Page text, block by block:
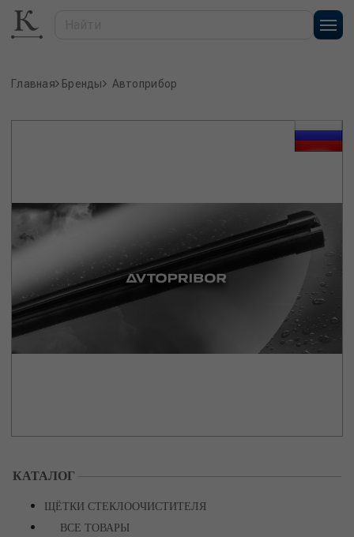
Главная Бренды Автоприбор
КАТАЛОГ
ЩЁТКИ СТЕКЛООЧИСТИТЕЛЯ
ВСЕ ТОВАРЫ